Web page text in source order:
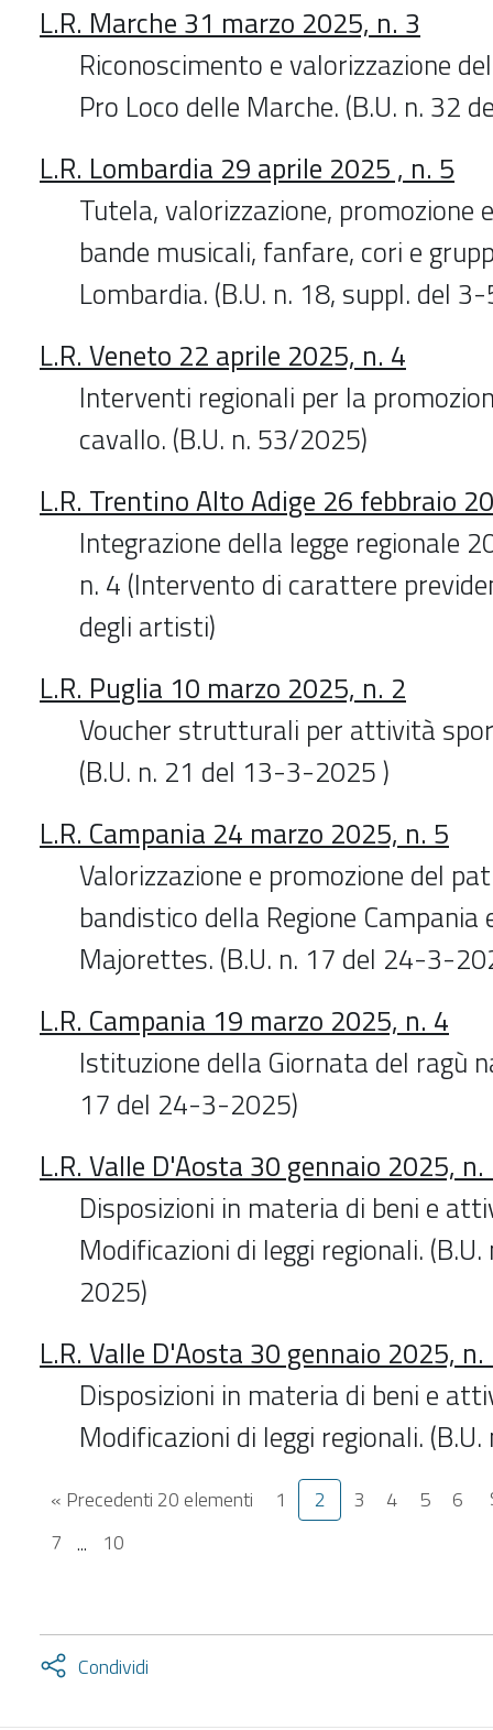
L.R. Marche 31 marzo 2025, n. 3
Riconoscimento e valorizzazione
Pro Loco delle Marche. (B.U. n. 32
L.R. Lombardia 29 aprile 2025 , n. 5
Tutela, valorizzazione, promozione
bande musicali, fanfare, cori e
Lombardia. (B.U. n. 18, suppl. del
L.R. Veneto 22 aprile 2025, n. 4
Interventi regionali per la
cavallo. (B.U. n. 53/2025)
L.R. Trentino Alto Adige 26 febbraio
Integrazione della legge regionale
n. 4 (Intervento di carattere
degli artisti)
L.R. Puglia 10 marzo 2025, n. 2
Voucher strutturali per attività
(B.U. n. 21 del 13-3-2025 )
L.R. Campania 24 marzo 2025, n. 5
Valorizzazione e promozione del
bandistico della Regione Campania
Majorettes. (B.U. n. 17 del 24-3-
L.R. Campania 19 marzo 2025, n. 4
Istituzione della Giornata del ragù
17 del 24-3-2025)
L.R. Valle D'Aosta 30 gennaio 2025, n.
Disposizioni in materia di beni e
Modificazioni di leggi regionali.
2025)
L.R. Valle D'Aosta 30 gennaio 2025, n.
Disposizioni in materia di beni e
Modificazioni di leggi regionali.
« Precedenti 20 elementi 1 2 3 4 5
6
7 ... 10
Condividi
Attiva